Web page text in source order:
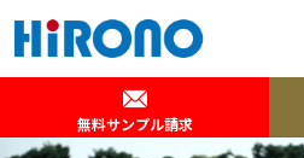
無料サンプル請求